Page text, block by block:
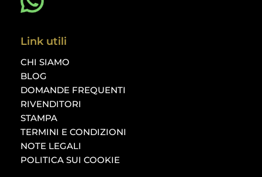
Link utili
CHI SIAMO
BLOG
DOMANDE FREQUENTI
RIVENDITORI
STAMPA
TERMINI E CONDIZIONI
NOTE LEGALI
POLITICA SUI COOKIE